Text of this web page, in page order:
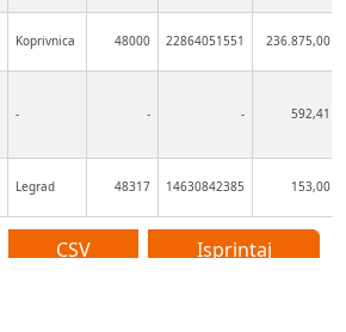
Koprivnica 48000 22864051551 236.875,00
- - - 592,41
Legrad 48317 14630842385 153,00
CSV Isprintaj